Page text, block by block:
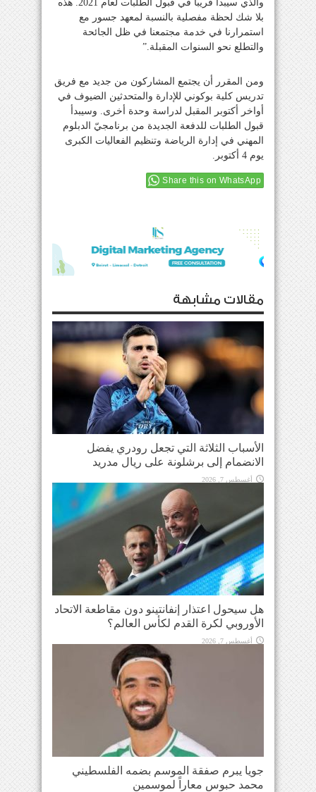
والذي سيبدأ قريباً في قبول الطلبات لعام 2021. هذه
بلا شك لحظة مفصلية بالنسبة لمعهد جسور مع
استمرارنا في خدمة مجتمعنا في ظل الجائحة
والتطلع نحو السنوات المقبلة.”
ومن المقرر أن يجتمع المشاركون من جديد مع فريق
تدريس كلية بوكوني للإدارة والمتحدثين الضيوف في
أواخر أكتوبر المقبل لدراسة وحدة أخرى. وسيبدأ
قبول الطلبات للدفعة الجديدة من برنامجيّ الدبلوم
المهني في إدارة الرياضة وتنظيم الفعاليات الكبرى
يوم 4 أكتوبر.
Share this on WhatsApp
مقالات مشابهة
الأسباب الثلاثة التي تجعل رودري يفضل
الانضمام إلى برشلونة على ريال مدريد
أغسطس 7, 2026
هل سيحول اعتذار إنفانتينو دون مقاطعة الاتحاد
الأوروبي لكرة القدم لكأس العالم؟
أغسطس 7, 2026
جويا يبرم صفقة الموسم بضمه الفلسطيني
محمد حبوس معاراً لموسمين